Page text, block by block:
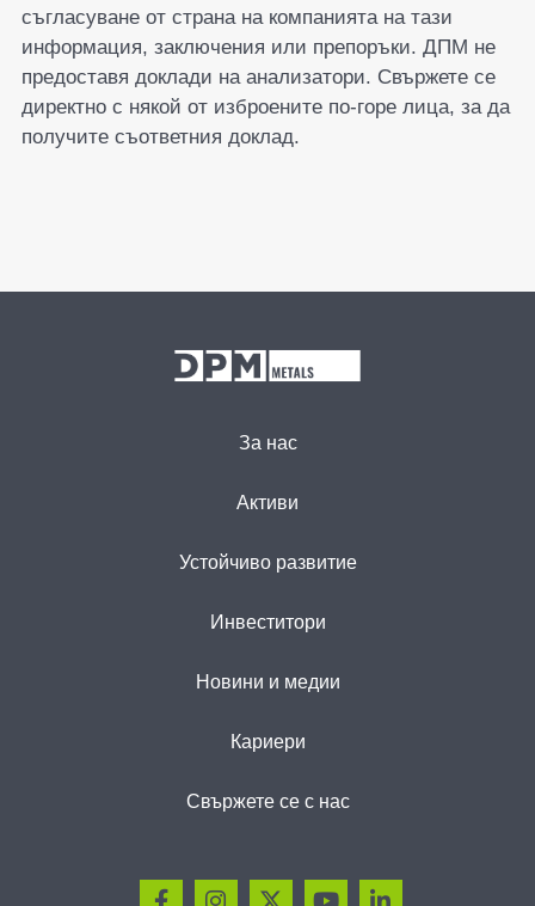
съгласуване от страна на компанията на тази
информация, заключения или препоръки. ДПМ не
предоставя доклади на анализатори. Свържете се
директно с някой от изброените по-горе лица, за да
получите съответния доклад.
За нас
Активи
Устойчиво развитие
Инвеститори
Новини и медии
Кариери
Свържете се с нас